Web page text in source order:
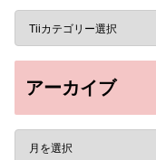
アーカイブ